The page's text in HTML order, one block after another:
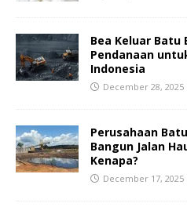
Bea Keluar Batu
Pendanaan
Indonesia
December 28, 2025
Perusahaan
Bangun Jalan
Kenapa?
December 17, 2025